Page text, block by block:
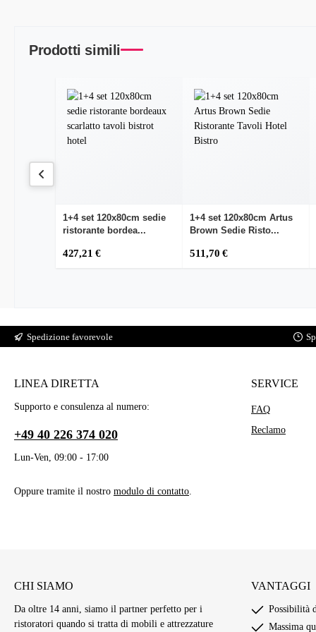
Prodotti simili
1+4 set 120x80cm sedie
ristorante bordea...
427,21 €
1+4 set 120x80cm Artus
Brown Sedie Risto...
511,70 €
Spedizione favorevole
LINEA DIRETTA
Supporto e consulenza al numero:
+49 40 226 374 020
Lun-Ven, 09:00 - 17:00
Oppure tramite il nostro modulo di contatto.
SERVICE
FAQ
Reclamo
CHI SIAMO
Da oltre 14 anni, siamo il partner perfetto per i
ristoratori quando si tratta di mobili e attrezzature
VANTAGGI
Possibilità
Massima